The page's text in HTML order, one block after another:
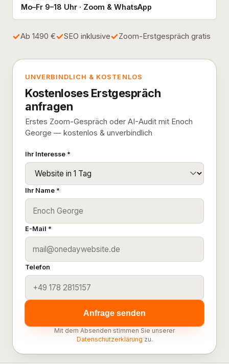
Mo–Fr 9–18 Uhr · Zoom & WhatsApp
Ab 1490 € SEO inklusive Zoom-Erstgespräch gratis
UNVERBINDLICH & KOSTENLOS
Kostenloses Erstgespräch
anfragen
Erstes Zoom-Gespräch oder AI-Audit mit Enoch
George — kostenlos & unverbindlich
Ihr Interesse *
Ihr Name *
E-Mail *
Telefon
Anfrage senden
Mit dem Absenden stimmen Sie unserer
Datenschutzerklärung zu.